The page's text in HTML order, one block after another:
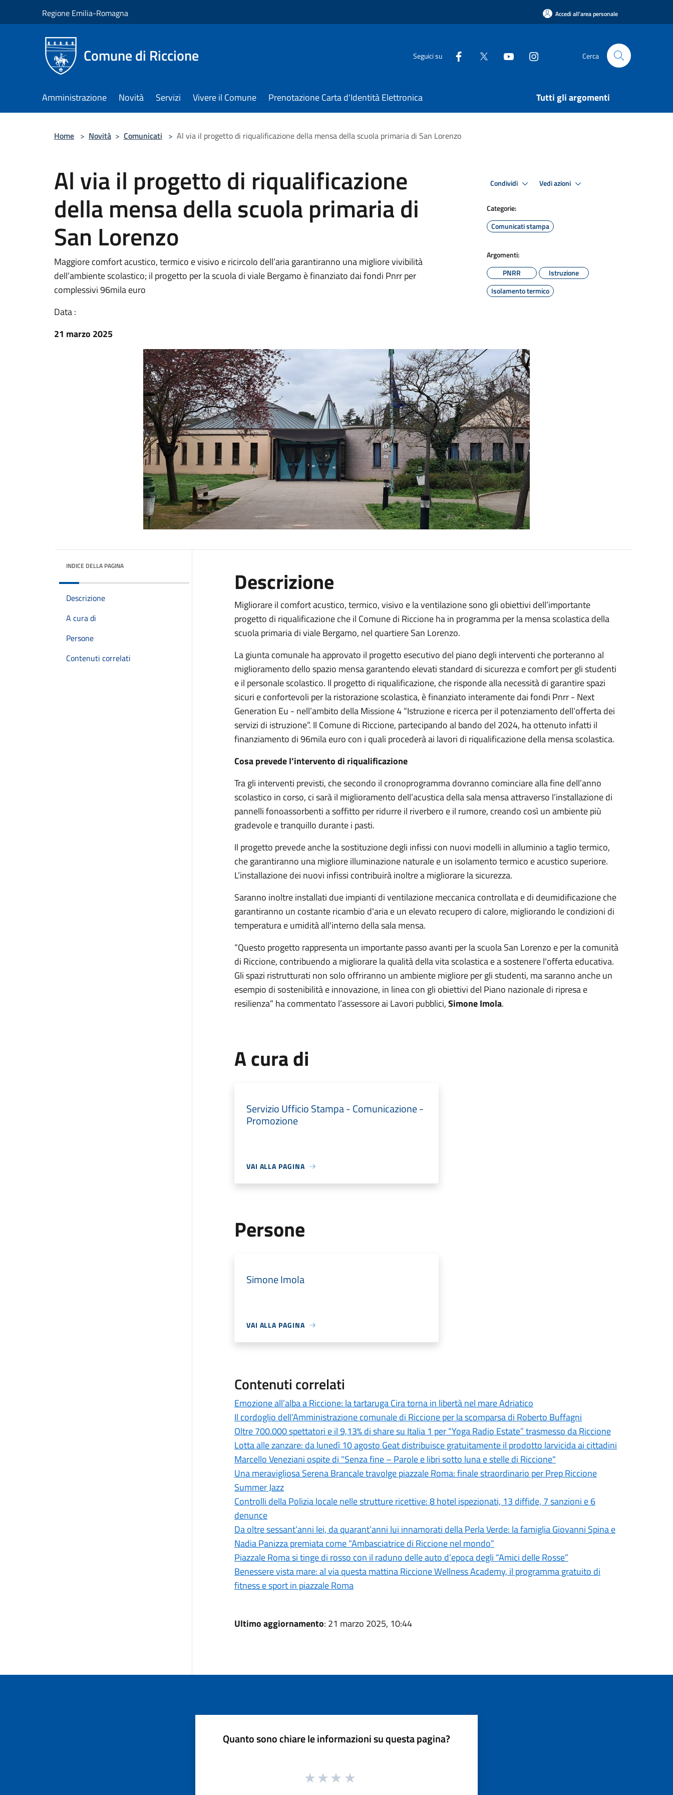
Regione Emilia-Romagna Accedi all'area personale
Comune di Riccione Seguici su Cerca
Amministrazione Novità Servizi Vivere il Comune Prenotazione Carta d'Identità Elettronica Tutti gli argomenti
Home > Novità > Comunicati > Al via il progetto di riqualificazione della mensa della scuola primaria di San Lorenzo
Al via il progetto di riqualificazione
della mensa della scuola primaria di
San Lorenzo
Maggiore comfort acustico, termico e visivo e ricircolo dell’aria garantiranno una migliore vivibilità
dell’ambiente scolastico; il progetto per la scuola di viale Bergamo è finanziato dai fondi Pnrr per
complessivi 96mila euro
Data :
21 marzo 2025
Condividi Vedi azioni
Categorie:
Comunicati stampa
Argomenti:
PNRR
Istruzione
Isolamento termico
INDICE DELLA PAGINA
Descrizione
A cura di
Persone
Contenuti correlati
Descrizione
Migliorare il comfort acustico, termico, visivo e la ventilazione sono gli obiettivi dell’importante
progetto di riqualificazione che il Comune di Riccione ha in programma per la mensa scolastica della
scuola primaria di viale Bergamo, nel quartiere San Lorenzo.
La giunta comunale ha approvato il progetto esecutivo del piano degli interventi che porteranno al
miglioramento dello spazio mensa garantendo elevati standard di sicurezza e comfort per gli studenti
e il personale scolastico. Il progetto di riqualificazione, che risponde alla necessità di garantire spazi
sicuri e confortevoli per la ristorazione scolastica, è finanziato interamente dai fondi Pnrr - Next
Generation Eu - nell’ambito della Missione 4 “Istruzione e ricerca per il potenziamento dell’offerta dei
servizi di istruzione”. Il Comune di Riccione, partecipando al bando del 2024, ha ottenuto infatti il
finanziamento di 96mila euro con i quali procederà ai lavori di riqualificazione della mensa scolastica.
Cosa prevede l’intervento di riqualificazione
Tra gli interventi previsti, che secondo il cronoprogramma dovranno cominciare alla fine dell’anno
scolastico in corso, ci sarà il miglioramento dell’acustica della sala mensa attraverso l’installazione di
pannelli fonoassorbenti a soffitto per ridurre il riverbero e il rumore, creando così un ambiente più
gradevole e tranquillo durante i pasti.
Il progetto prevede anche la sostituzione degli infissi con nuovi modelli in alluminio a taglio termico,
che garantiranno una migliore illuminazione naturale e un isolamento termico e acustico superiore.
L’installazione dei nuovi infissi contribuirà inoltre a migliorare la sicurezza.
Saranno inoltre installati due impianti di ventilazione meccanica controllata e di deumidificazione che
garantiranno un costante ricambio d'aria e un elevato recupero di calore, migliorando le condizioni di
temperatura e umidità all'interno della sala mensa.
“Questo progetto rappresenta un importante passo avanti per la scuola San Lorenzo e per la comunità
di Riccione, contribuendo a migliorare la qualità della vita scolastica e a sostenere l'offerta educativa.
Gli spazi ristrutturati non solo offriranno un ambiente migliore per gli studenti, ma saranno anche un
esempio di sostenibilità e innovazione, in linea con gli obiettivi del Piano nazionale di ripresa e
resilienza” ha commentato l’assessore ai Lavori pubblici,Simone Imola.
A cura di
Servizio Ufficio Stampa - Comunicazione -
Promozione
VAI ALLA PAGINA
Persone
Simone Imola
VAI ALLA PAGINA
Contenuti correlati
Emozione all’alba a Riccione: la tartaruga Cira torna in libertà nel mare Adriatico
Il cordoglio dell’Amministrazione comunale di Riccione per la scomparsa di Roberto Buffagni
Oltre 700.000 spettatori e il 9,13% di share su Italia 1 per “Yoga Radio Estate” trasmesso da Riccione
Lotta alle zanzare: da lunedì 10 agosto Geat distribuisce gratuitamente il prodotto larvicida ai cittadini
Marcello Veneziani ospite di "Senza fine – Parole e libri sotto luna e stelle di Riccione"
Una meravigliosa Serena Brancale travolge piazzale Roma: finale straordinario per Prep Riccione
Summer Jazz
Controlli della Polizia locale nelle strutture ricettive: 8 hotel ispezionati, 13 diffide, 7 sanzioni e 6
denunce
Da oltre sessant’anni lei, da quarant’anni lui innamorati della Perla Verde: la famiglia Giovanni Spina e
Nadia Panizza premiata come “Ambasciatrice di Riccione nel mondo”
Piazzale Roma si tinge di rosso con il raduno delle auto d’epoca degli “Amici delle Rosse”
Benessere vista mare: al via questa mattina Riccione Wellness Academy, il programma gratuito di
fitness e sport in piazzale Roma
Ultimo aggiornamento: 21 marzo 2025, 10:44
Quanto sono chiare le informazioni su questa pagina?